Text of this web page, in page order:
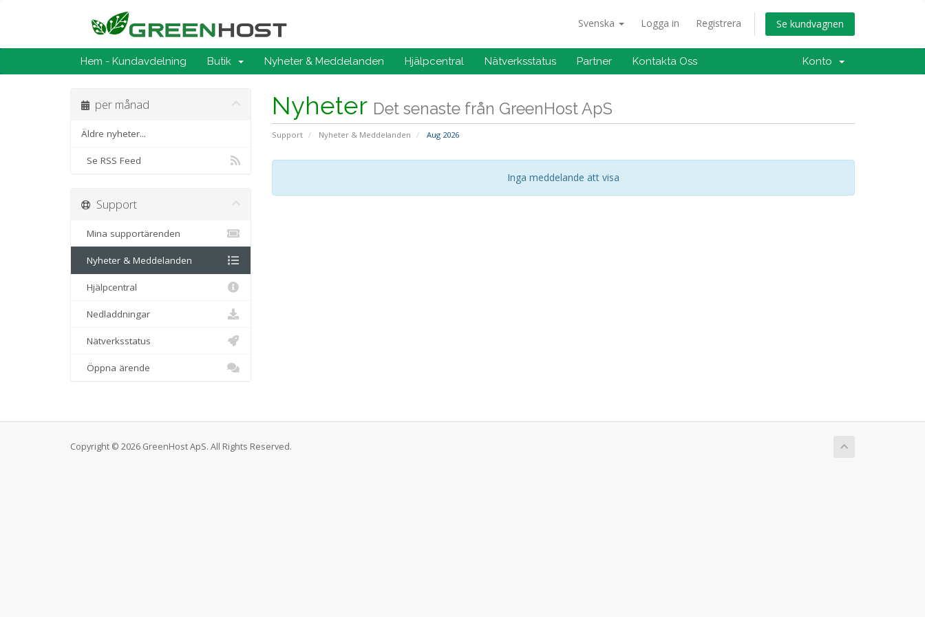
Svenska Logga in Registrera Se kundvagnen
Hem - Kundavdelning Butik Nyheter & Meddelanden Hjälpcentral Nätverksstatus Partner Kontakta Oss Konto
Nyheter Det senaste från GreenHost ApS
Support Nyheter & Meddelanden Aug 2026
per månad
Äldre nyheter...
Se RSS Feed
Inga meddelande att visa
Support
Mina supportärenden
Nyheter & Meddelanden
Hjälpcentral
Nedladdningar
Nätverksstatus
Öppna ärende
Copyright © 2026 GreenHost ApS. All Rights Reserved.